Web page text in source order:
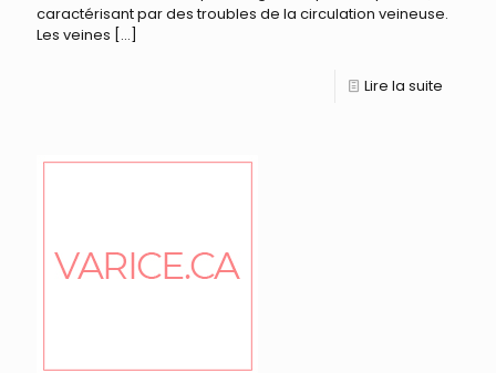
caractérisant par des troubles de la circulation veineuse.
Les veines […]
Lire la suite